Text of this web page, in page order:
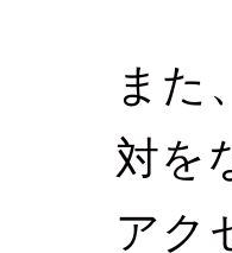
また
対を
アク